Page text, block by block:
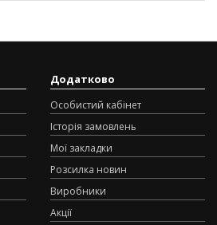
Додатково
Особистий кабінет
Історія замовлень
Мої закладки
Розсилка новин
Виробники
Акції